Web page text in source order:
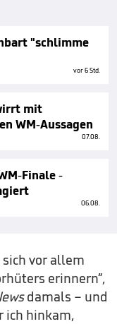
"schlimme
vor 6 Std.
mit
WM-Aussagen
07.08.
Finale -
06.08.
vor allem
erinnern“,
damals – und
ich hinkam,